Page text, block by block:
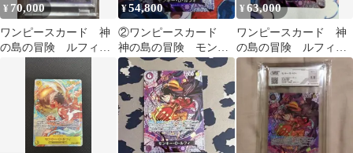
¥ 70,000
ワンピースカード 神
の島の冒険 ルフィ
¥54,800
②ワンピースカード
神の島の冒険 モンキ
ー・D・ルフィ SP
ST26-005
¥63,000
ワンピースカード 神
の島の冒険 ルフィ
SP ST26-005